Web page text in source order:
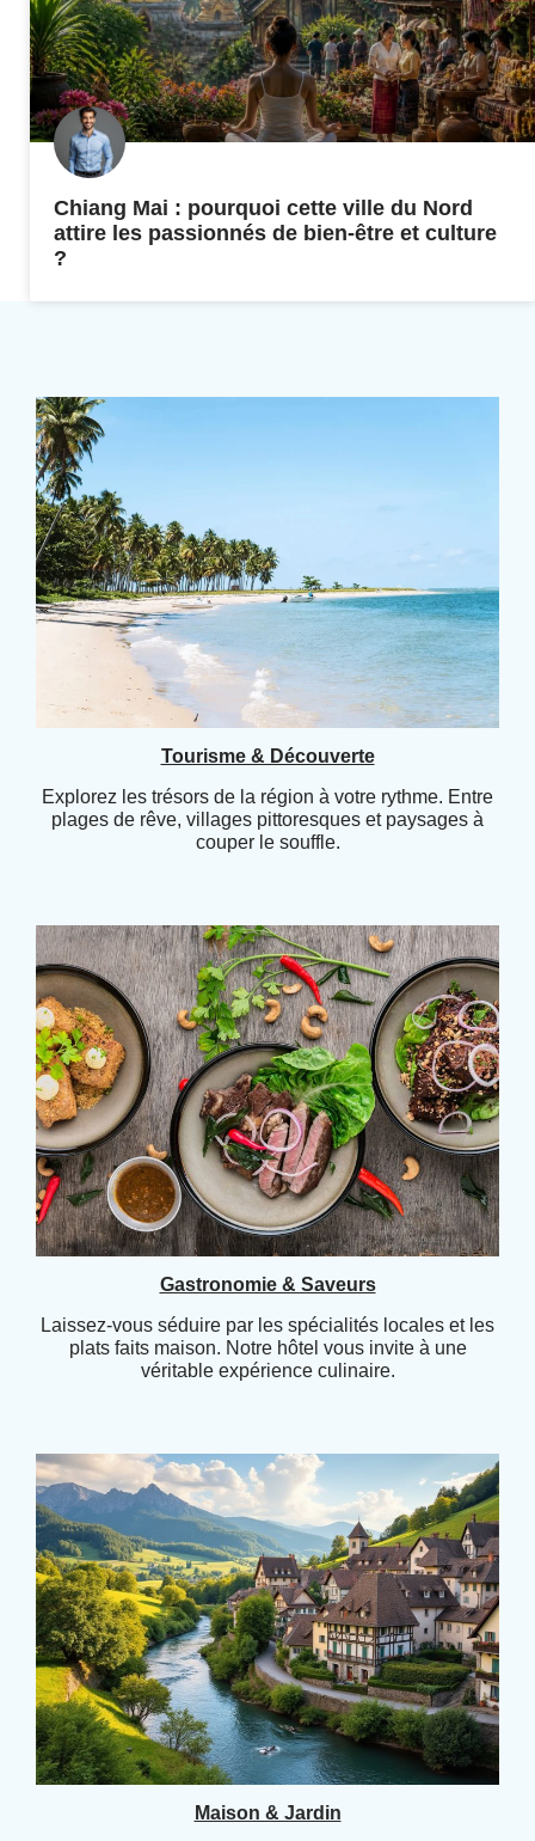
Chiang Mai : pourquoi cette ville du Nord
attire les passionnés de bien-être et culture
?
Tourisme & Découverte
Explorez les trésors de la région à votre rythme. Entre
plages de rêve, villages pittoresques et paysages à
couper le souffle.
Gastronomie & Saveurs
Laissez-vous séduire par les spécialités locales et les
plats faits maison. Notre hôtel vous invite à une
véritable expérience culinaire.
Maison & Jardin